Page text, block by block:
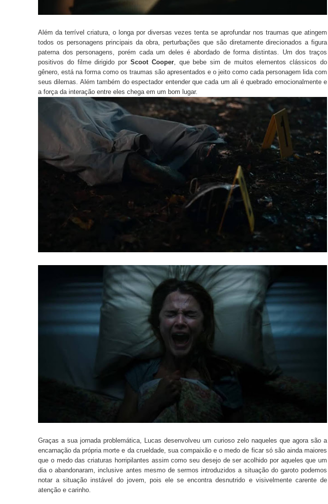
Além da terrível criatura, o longa por diversas vezes tenta se aprofundar nos traumas que atingem
todos os personagens principais da obra, perturbações que são diretamente direcionados a figura
paterna dos personagens, porém cada um deles é abordado de forma distintas. Um dos traços
positivos do filme dirigido por Scoot Cooper, que bebe sim de muitos elementos clássicos do
gênero, está na forma como os traumas são apresentados e o jeito como cada personagem lida com
seus dilemas. Além também do espectador entender que cada um ali é quebrado emocionalmente e
a força da interação entre eles chega em um bom lugar.
Graças a sua jornada problemática, Lucas desenvolveu um curioso zelo naqueles que agora são a
encarnação da própria morte e da crueldade, sua compaixão e o medo de ficar só são ainda maiores
que o medo das criaturas horripilantes assim como seu desejo de ser acolhido por aqueles que um
dia o abandonaram, inclusive antes mesmo de sermos introduzidos a situação do garoto podemos
notar a situação instável do jovem, pois ele se encontra desnutrido e visivelmente carente de
atenção e carinho.